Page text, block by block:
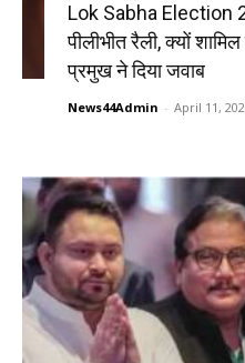
Lok Sabha Election
पीलीभीत रैली, क्यों
प्रमुख ने दिया जवाब
News44Admin - April 11,